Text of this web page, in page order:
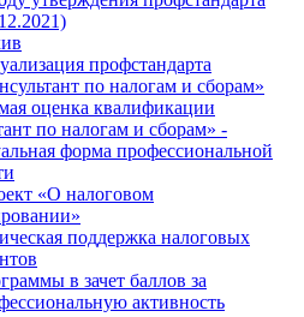
профстандарта
по налогам и сборам»
оценка квалификации
по налогам и сборам» -
форма профессиональной
«О налоговом
поддержка налоговых
в зачет баллов за
активность